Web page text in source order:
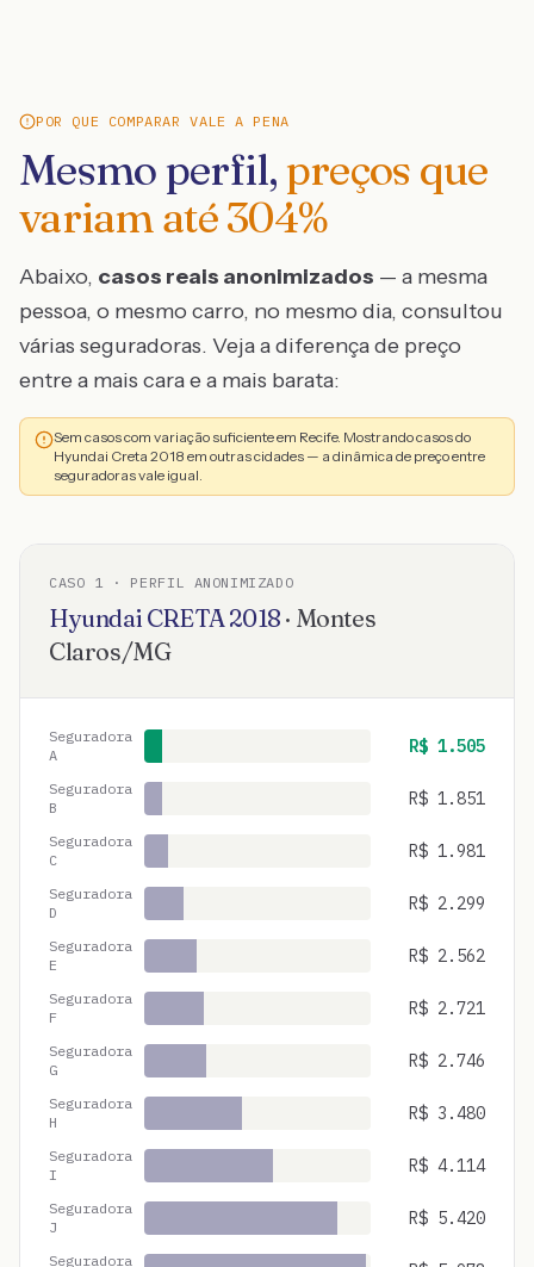
POR QUE COMPARAR VALE A PENA
Mesmo perfil, preços que
variam até304%
Abaixo, casos reais anonimizados — a mesma
pessoa, o mesmo carro, no mesmo dia, consultou
várias seguradoras. Veja a diferença de preço
entre a mais cara e a mais barata:
Sem casos com variação suficiente em Recife. Mostrando casos do
Hyundai Creta 2018 em outras cidades — a dinâmica de preço entre
seguradoras vale igual.
CASO 1 · PERFIL ANONIMIZADO
Hyundai CRETA2018 · Montes
Claros/MG
Seguradora
A
R$ 1.505
Seguradora
B
R$ 1.851
Seguradora
C
R$ 1.981
Seguradora
D
R$ 2.299
Seguradora
E
R$ 2.562
Seguradora
F
R$ 2.721
Seguradora
G
R$ 2.746
Seguradora
H
R$ 3.480
Seguradora
I
R$ 4.114
Seguradora
J
R$ 5.420
Seguradora